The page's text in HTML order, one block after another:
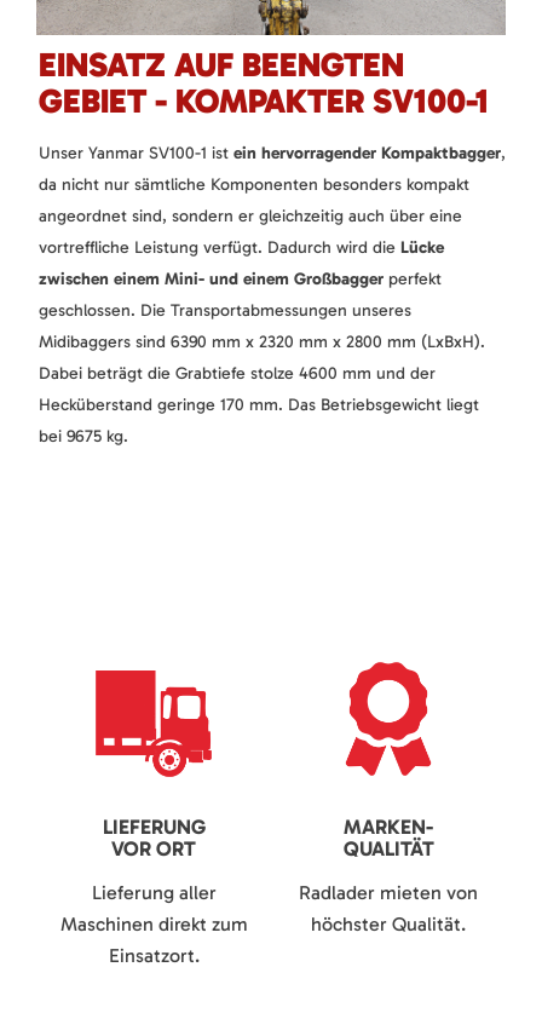
EINSATZ AUF BEENGTEN
GEBIET - KOMPAKTER SV100-1
Unser Yanmar SV100-1 ist ein hervorragender Kompaktbagger,
da nicht nur sämtliche Komponenten besonders kompakt
angeordnet sind, sondern er gleichzeitig auch über eine
vortreffliche Leistung verfügt. Dadurch wird die Lücke
zwischen einem Mini- und einem Großbagger perfekt
geschlossen. Die Transportabmessungen unseres
Midibaggers sind 6390 mm x 2320 mm x 2800 mm (LxBxH).
Dabei beträgt die Grabtiefe stolze 4600 mm und der
Hecküberstand geringe 170 mm. Das Betriebsgewicht liegt
bei 9675 kg.
LIEFERUNG
VOR ORT
Lieferung aller
Maschinen direkt zum
Einsatzort.
MARKEN-
QUALITÄT
Radlader mieten von
höchster Qualität.